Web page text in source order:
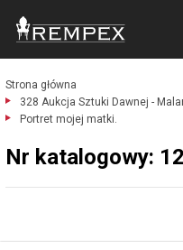
Strona główna
328 Aukcja Sztuki Dawnej -
Portret mojej matki.
Nr katalogowy: